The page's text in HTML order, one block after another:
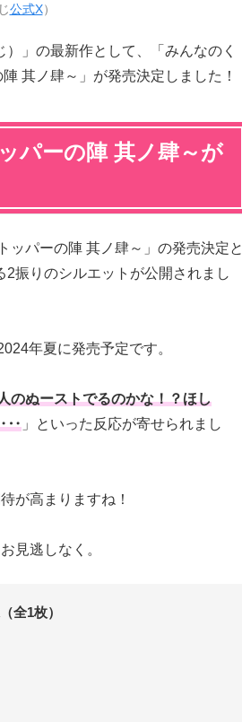
公式X）
」の最新作として、「みんなのく
其ノ肆～」が発売決定しました！
パーの陣 其ノ肆～が
ッパーの陣 其ノ肆～」の発売決定と
2振りのシルエットが公開されまし
年夏に発売予定です。
のぬーストでるのかな！？ほし
」といった反応が寄せられまし
が高まりますね！
見逃しなく。
全1枚）